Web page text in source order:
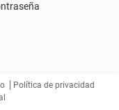
Política de privacidad